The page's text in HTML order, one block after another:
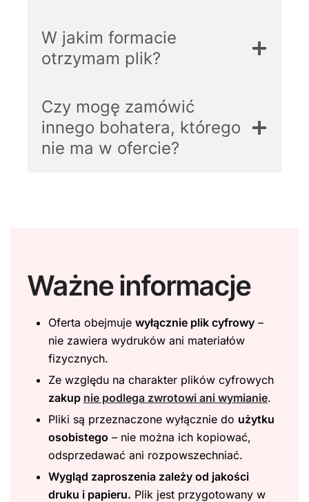
W jakim formacie
otrzymam plik?
Czy mogę zamówić
innego bohatera, którego
nie ma w ofercie?
Ważne informacje
Oferta obejmuje wyłącznie plik cyfrowy –
nie zawiera wydruków ani materiałów
fizycznych.
Ze względu na charakter plików cyfrowych
zakup nie podlega zwrotowi ani wymianie.
Pliki są przeznaczone wyłącznie do użytku
osobistego – nie można ich kopiować,
odsprzedawać ani rozpowszechniać.
Wygląd zaproszenia zależy od jakości
druku i papieru. Plik jest przygotowany w